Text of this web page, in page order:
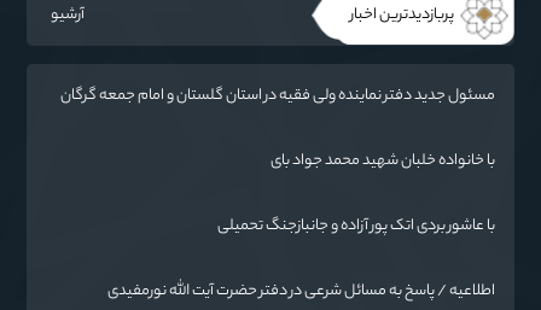
پربازدیدترین اخبار آرشیو
مسئول جدید دفتر نماینده ولی فقیه در استان گلستان و امام جمعه گرگان
با خانواده خلبان شهید محمد جواد بای
با عاشور بردی اتک پور آزاده و جانبازجنگ تحمیلی
اطلاعیه / پاسخ به مسائل شرعی در دفتر حضرت آیت الله نورمفیدی